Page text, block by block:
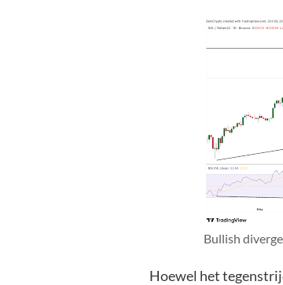
Bullish
Hoewel het